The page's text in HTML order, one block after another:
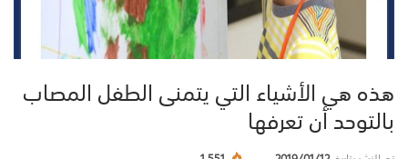
هذه هي الأشياء التي يتمنى الطفل المصاب
بالتوحد أن تعرفها